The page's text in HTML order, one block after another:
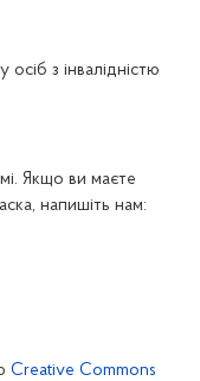
з інвалідністю
Якщо ви маєте
напишіть нам:
Creative Commons